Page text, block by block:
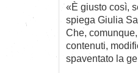
«È giusto così,
spiega Giulia
Che,
contenuti,
spaventato la